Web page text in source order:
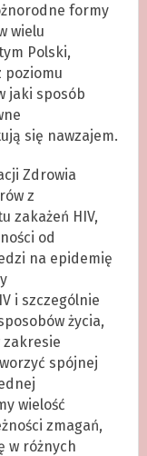
formy
wielu
Polski,
poziomu
jaki sposób
się nawzajem.
Zdrowia
z
zakażeń HIV,
od
na epidemię
i szczególnie
życia,
zakresie
spójnej
wielość
zmagań,
w różnych